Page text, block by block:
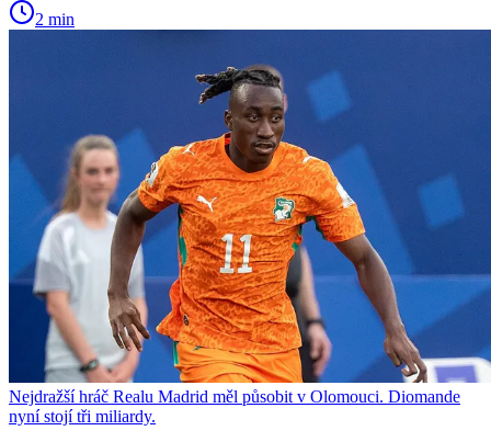
2 min
Nejdražší hráč Realu Madrid měl působit v Olomouci. Diomande
nyní stojí tři miliardy.